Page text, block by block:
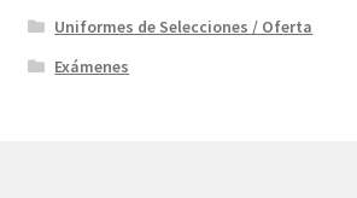
Uniformes de Selecciones / Oferta
Exámenes